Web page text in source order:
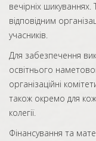
вечірніх
відповідним
учасників.
Для забезпечення
освітнього
організаційні
також окремо для
колегії.
Фінансування та